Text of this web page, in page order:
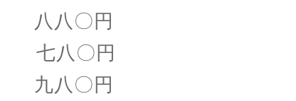
〇円
八〇円
〇円